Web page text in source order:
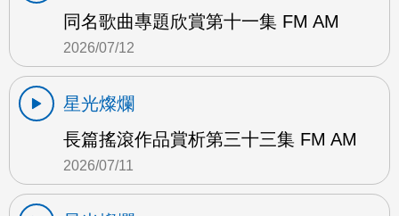
同名歌曲專題欣賞第十一集 FM AM
2026/07/12
星光燦爛
長篇搖滾作品賞析第三十三集 FM AM
2026/07/11